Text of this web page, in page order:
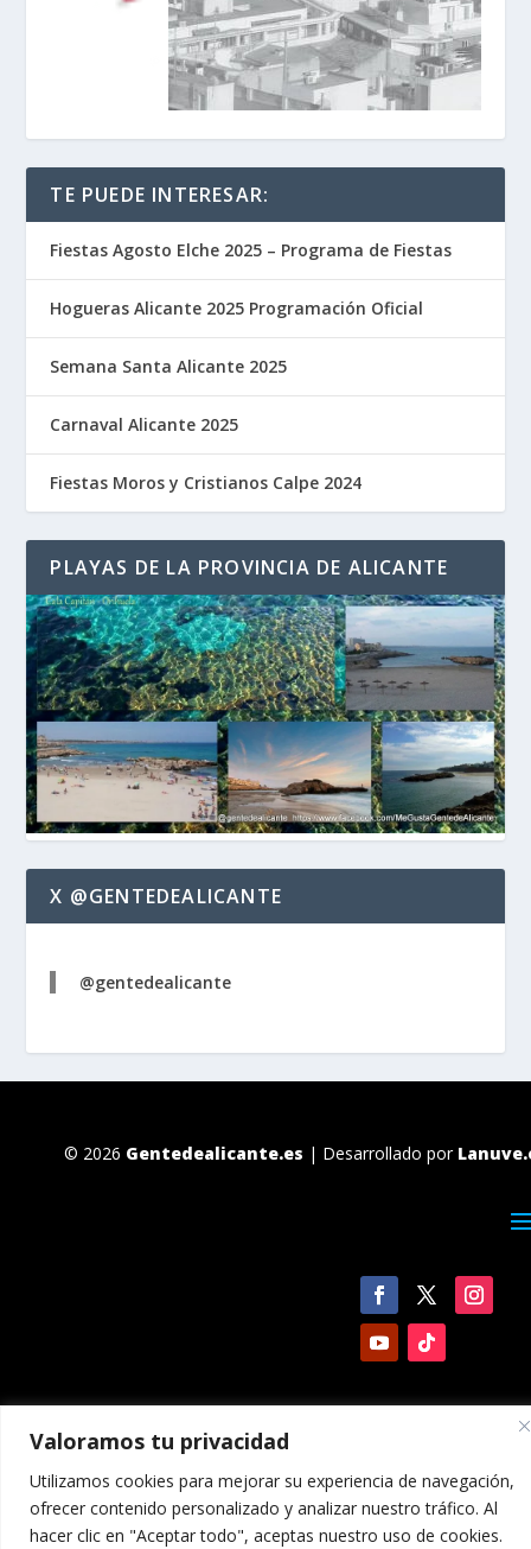
Valoramos tu privacidad
Utilizamos cookies para mejorar su experiencia de navegación,
ofrecer contenido personalizado y analizar nuestro tráfico. Al
hacer clic en "Aceptar todo", aceptas nuestro uso de cookies.
TE PUEDE INTERESAR:
Fiestas Agosto Elche 2025 – Programa de Fiestas
Hogueras Alicante 2025 Programación Oficial
Semana Santa Alicante 2025
Carnaval Alicante 2025
Fiestas Moros y Cristianos Calpe 2024
PLAYAS DE LA PROVINCIA DE ALICANTE
X @GENTEDEALICANTE
@gentedealicante
© 2026 Gentedealicante.es | Desarrollado por